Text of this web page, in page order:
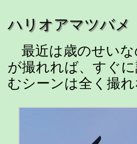
ハリオアマツバメ
最近は歳のせいな
が撮れれば、すぐ
むシーンは全く撮れ